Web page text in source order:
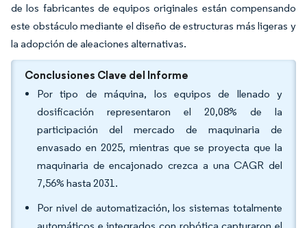
de los fabricantes de equipos originales están compensando
este obstáculo mediante el diseño de estructuras más ligeras y
la adopción de aleaciones alternativas.
Conclusiones Clave del Informe
Por tipo de máquina, los equipos de llenado y
dosificación representaron el 20,08% de la
participación del mercado de maquinaria de
envasado en 2025, mientras que se proyecta que la
maquinaria de encajonado crezca a una CAGR del
7,56% hasta 2031.
Por nivel de automatización, los sistemas totalmente